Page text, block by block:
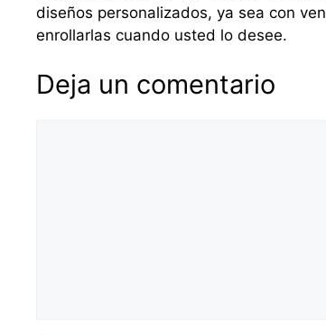
diseños personalizados, ya sea con
enrollarlas cuando usted lo desee.
Deja un comentario